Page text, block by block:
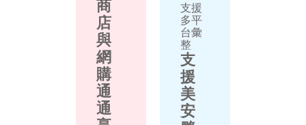
商
店
與
網
購
通
通
支援
多平
台彙
整
支
援
美
安